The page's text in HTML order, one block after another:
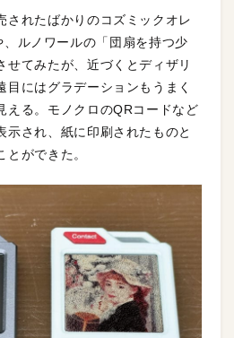
されたばかりのコズミックオレ
ルノワールの「団扇を持つ少
せてみたが、近づくとディザリ
目にはグラデーションもうまく
える。モノクロのQRコードなど
示され、紙に印刷されたものと
ができた。